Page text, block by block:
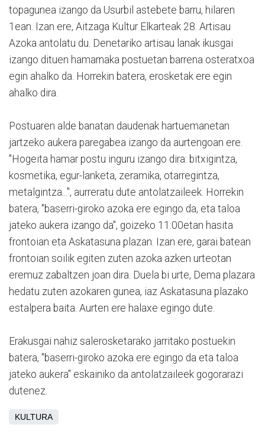
topagunea izango da Usurbil astebete barru, hilaren
1ean. Izan ere, Aitzaga Kultur Elkarteak 28. Artisau
Azoka antolatu du. Denetariko artisau lanak ikusgai
izango dituen hamarnaka postuetan barrena osteratxoa
egin ahalko da. Horrekin batera, erosketak ere egin
ahalko dira.
Postuaren alde banatan daudenak hartuemanetan
jartzeko aukera paregabea izango da aurtengoan ere.
"Hogeita hamar postu inguru izango dira: bitxigintza,
kosmetika, egur-lanketa, zeramika, otarregintza,
metalgintza...", aurreratu dute antolatzaileek. Horrekin
batera, "baserri-giroko azoka ere egingo da, eta taloa
jateko aukera izango da", goizeko 11:00etan hasita
frontoian eta Askatasuna plazan. Izan ere, garai batean
frontoian soilik egiten zuten azoka azken urteotan
eremuz zabaltzen joan dira. Duela bi urte, Dema plazara
hedatu zuten azokaren gunea, iaz Askatasuna plazako
estalpera baita. Aurten ere halaxe egingo dute.
Erakusgai nahiz salerosketarako jarritako postuekin
batera, "baserri-giroko azoka ere egingo da eta taloa
jateko aukera" eskainiko da antolatzaileek gogorarazi
dutenez.
KULTURA